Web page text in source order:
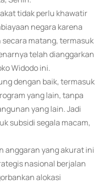
tidak perlu khawatir
negara karena
matang, termasuk
telah dianggarkan
Widodo ini.
dengan baik, termasuk
yang lain, tanpa
yang lain. Jadi
subsidi segala macam,
anggaran yang akurat ini
nasional berjalan
alokasi